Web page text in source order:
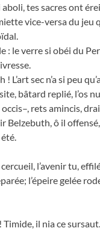
tes sacres ont
vice-versa du jeu
: le verre si obéi du
sec n’a si peu
bâtard replié, l’os
rets amincis,
Belzebuth, ô il
l’avenir tu,
l’épeire gelée
Timide, il nia ce sursaut.